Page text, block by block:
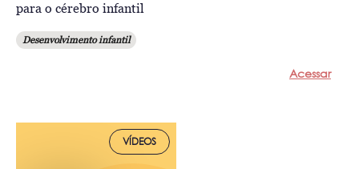
para o cérebro infantil
Desenvolvimento infantil
Acessar
VÍDEOS